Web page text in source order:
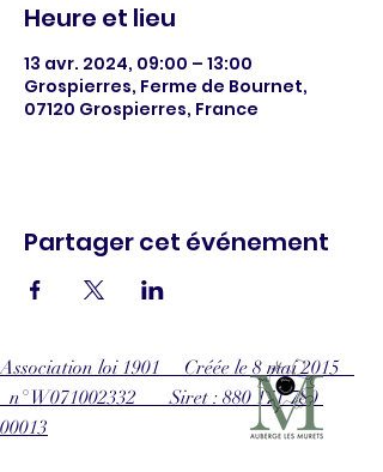
Heure et lieu
13 avr. 2024, 09:00 – 13:00
Grospierres, Ferme de Bournet,
07120 Grospierres, France
Partager cet événement
Association loi 1901 Créée le 8 mai 2015
n° W071002332 Siret : 880 171 780
00013